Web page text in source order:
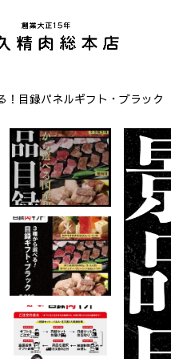
！目録パネルギフト・ブラック